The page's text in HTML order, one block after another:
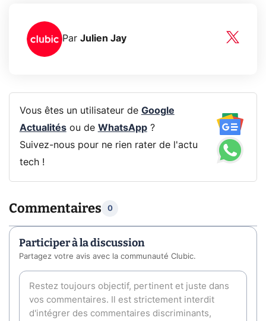
Par Julien Jay
Vous êtes un utilisateur de Google
Actualitésou de WhatsApp?
Suivez-nous pour ne rien rater de l'actu
tech !
Commentaires 0
Participer à la discussion
Partagez votre avis avec la communauté Clubic.